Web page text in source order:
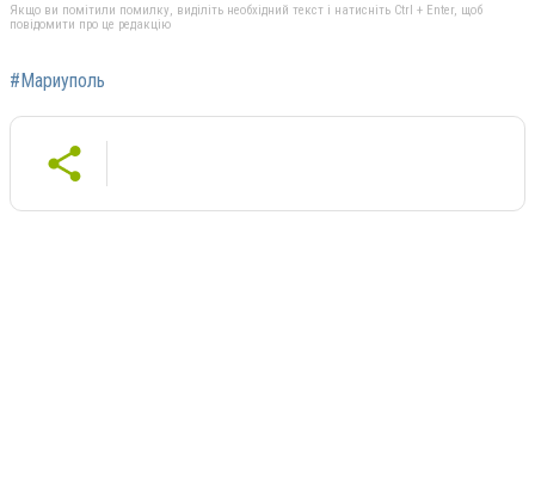
Якщо ви помітили помилку, виділіть необхідний текст і натисніть Ctrl + Enter, щоб
повідомити про це редакцію
#Мариуполь